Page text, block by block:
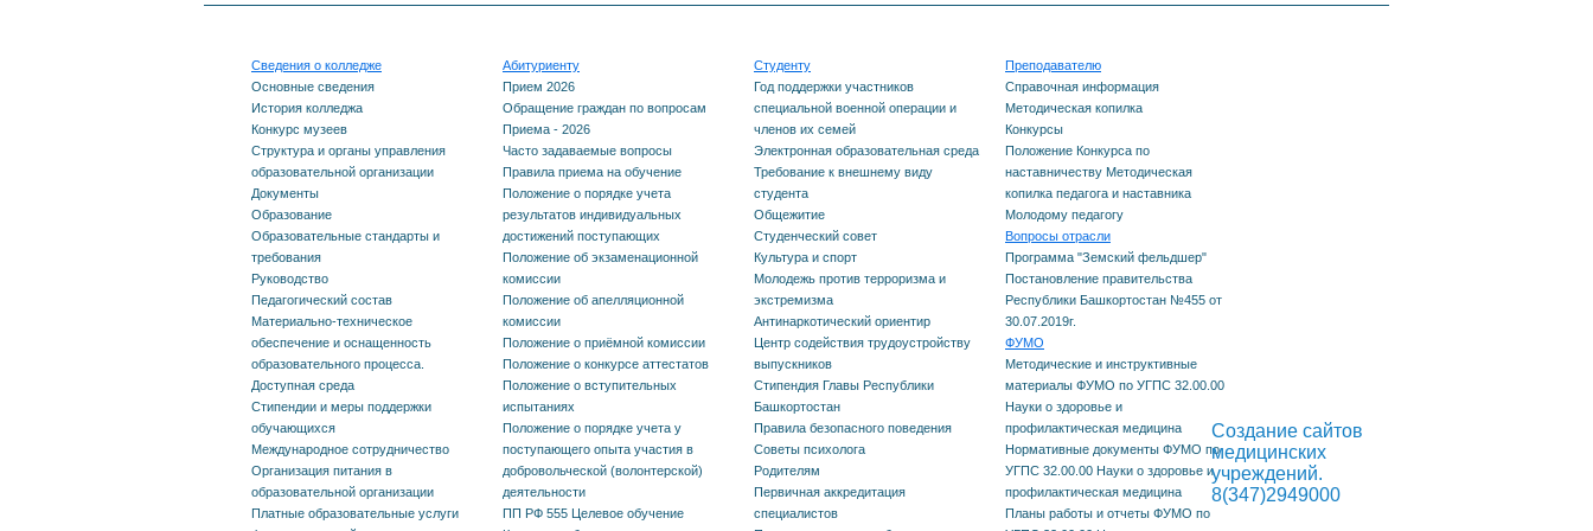
образовательной
организации
Документы
Образование
Образовательные
стандарты и требования
Руководство
Педагогический состав
Материально-техническое
Правила приема на
обучение
Положение о порядке
учета результатов
индивидуальных
достижений поступающих
Положение об
экзаменационной
комиссии
Положение об
образовательная среда
Требование к внешнему
виду студента
Студенческий совет
Культура и спорт
Молодежь против
терроризма и экстремизма
Антинаркотический
Методическая копилка
педагога и наставника
Молодому педагогу
30.07.2019г.
профилактическая
Нормативные документы
ФУМО по УГПС 32.00.00
Науки о здоровье и
профилактическая
Планы работы и отчеты
ФУМО по УГПС 32.00.00
Науки о здоровье и
профилактическая
квалификации
Дополнительные
общеразвивающие
программы
НМ и ФО
Календарный учебный
график обучения
Сведения о колледже
Основные сведения
История колледжа
Конкурс музеев
Структура и органы управления
образовательной организации
Документы
Образование
Образовательные стандарты и
требования
Руководство
Педагогический состав
Материально-техническое
обеспечение и оснащенность
образовательного процесса.
Доступная среда
Стипендии и меры поддержки
обучающихся
Международное сотрудничество
Организация питания в
образовательной организации
Платные образовательные услуги
Абитуриенту
Прием 2026
Обращение граждан по вопросам
Приема - 2026
Часто задаваемые вопросы
Правила приема на обучение
Положение о порядке учета
результатов индивидуальных
достижений поступающих
Положение об экзаменационной
комиссии
Положение об апелляционной
комиссии
Положение о приёмной комиссии
Положение о конкурсе аттестатов
Положение о вступительных
испытаниях
Положение о порядке учета у
поступающего опыта участия в
добровольческой (волонтерской)
деятельности
ПП РФ 555 Целевое обучение
Студенту
Год поддержки участников
специальной военной операции и
членов их семей
Электронная образовательная среда
Требование к внешнему виду
студента
Общежитие
Студенческий совет
Культура и спорт
Молодежь против терроризма и
экстремизма
Антинаркотический ориентир
Центр содействия трудоустройству
выпускников
Стипендия Главы Республики
Башкортостан
Правила безопасного поведения
Советы психолога
Родителям
Первичная аккредитация
специалистов
Преподавателю
Справочная информация
Методическая копилка
Конкурсы
Положение Конкурса по
наставничеству Методическая
копилка педагога и наставника
Молодому педагогу
Вопросы отрасли
Программа "Земский фельдшер"
Постановление правительства
Республики Башкортостан №455 от
30.07.2019г.
ФУМО
Методические и инструктивные
материалы ФУМО по УГПС 32.00.00
Науки о здоровье и
профилактическая медицина
Нормативные документы ФУМО по
УГПС 32.00.00 Науки о здоровье и
профилактическая медицина
Планы работы и отчеты ФУМО по
Создание сайтов
медицинских
учреждений.
8(347)2949000